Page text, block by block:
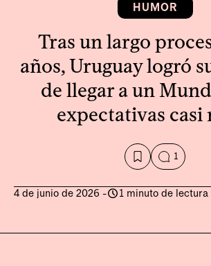
HUMOR
Tras un largo
años, Uruguay logró
de llegar a un
expectativas casi
1
4 de junio de 2026 - 1 minuto de lectura